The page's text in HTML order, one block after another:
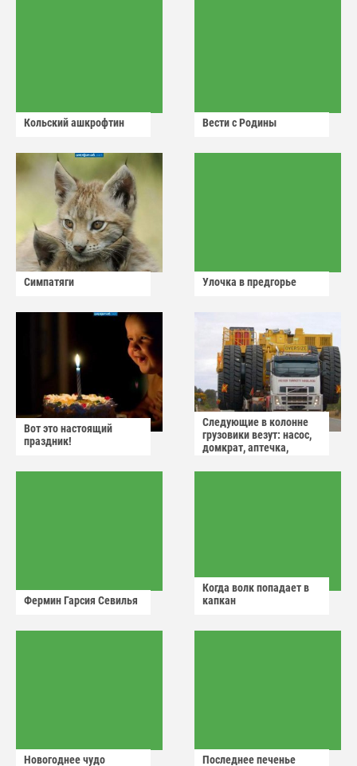
Кольский ашкрофтин Вести с Родины
Симпатяги Улочка в предгорье
Вот это настоящий
праздник!
Следующие в колонне
грузовики везут: насос,
домкрат, аптечка,
Фермин Гарсия Севилья
Когда волк попадает в
капкан
Новогоднее чудо Последнее печенье